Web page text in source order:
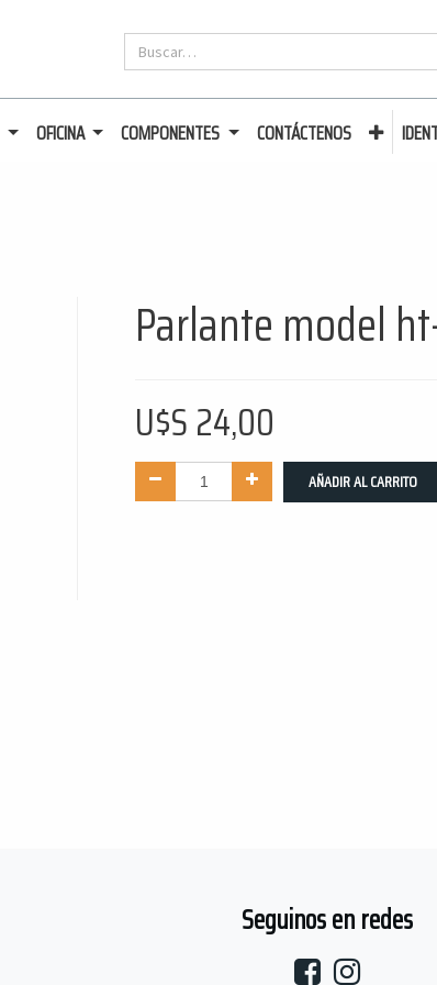
OFICINA COMPONENTES CONTÁCTENOS
Parlante model
U$S24,00
AÑADIR AL CARRITO
Seguinos en redes